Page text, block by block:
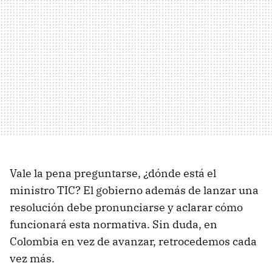
Vale la pena preguntarse, ¿dónde está el
ministro TIC? El gobierno además de lanzar una
resolución debe pronunciarse y aclarar cómo
funcionará esta normativa. Sin duda, en
Colombia en vez de avanzar, retrocedemos cada
vez más.